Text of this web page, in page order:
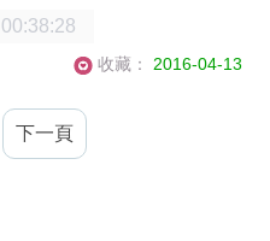
收藏： 2016-04-13
下一頁